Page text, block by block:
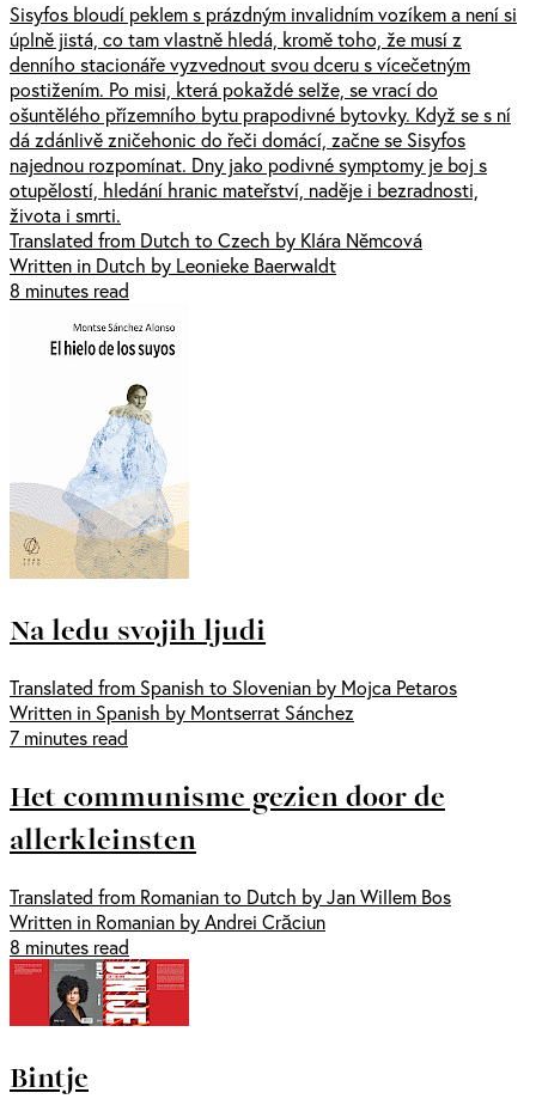
Sisyfos bloudí peklem s prázdným invalidním vozíkem a není si
úplně jistá, co tam vlastně hledá, kromě toho, že musí z
denního stacionáře vyzvednout svou dceru s vícečetným
postižením. Po misi, která pokaždé selže, se vrací do
ošuntělého přízemního bytu prapodivné bytovky. Když se s ní
dá zdánlivě zničehonic do řeči domácí, začne se Sisyfos
najednou rozpomínat. Dny jako podivné symptomy je boj s
otupělostí, hledání hranic mateřství, naděje i bezradnosti,
života i smrti.
Translated from Dutch to Czech by Klára Němcová
Written in Dutch by Leonieke Baerwaldt
8 minutes read
Na ledu svojih ljudi
Translated from Spanish to Slovenian by Mojca Petaros
Written in Spanish by Montserrat Sánchez
7 minutes read
Het communisme gezien door de
allerkleinsten
Translated from Romanian to Dutch by Jan Willem Bos
Written in Romanian by Andrei Crăciun
8 minutes read
Bintje